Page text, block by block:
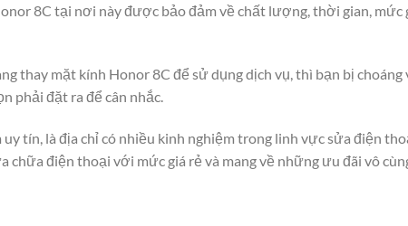
8C tại nơi này được bảo đảm về chất lượng, thời gian, mức
thay mặt kính Honor 8C để sử dụng dịch vụ, thì bạn bị
phải đặt ra để cân nhắc.
tín, là địa chỉ có nhiều kinh nghiệm trong linh vực sửa điện
chữa điện thoại với mức giá rẻ và mang về những ưu đãi vô